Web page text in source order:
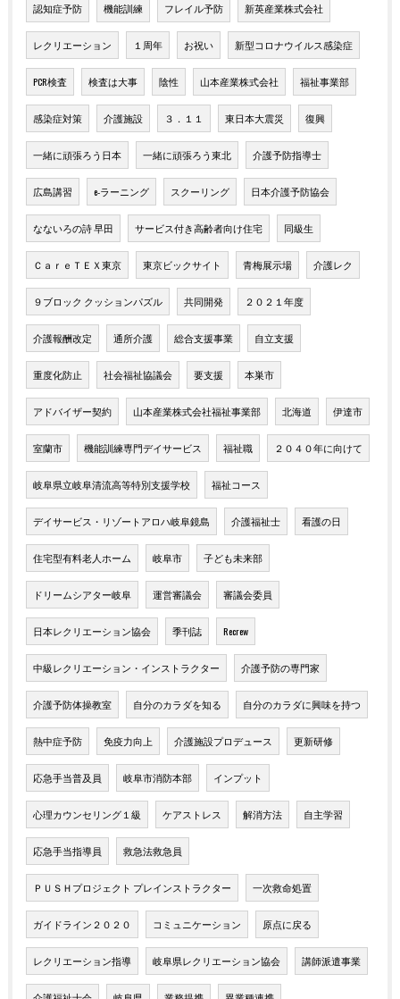
認知症予防 機能訓練 フレイル予防 新英産業株式会社
レクリエーション １周年 お祝い 新型コロナウイルス感染症
PCR検査 検査は大事 陰性 山本産業株式会社 福祉事業部
感染症対策 介護施設 ３．１１ 東日本大震災 復興
一緒に頑張ろう日本 一緒に頑張ろう東北 介護予防指導士
広島講習 e-ラーニング スクーリング 日本介護予防協会
なないろの詩 早田 サービス付き高齢者向け住宅 同級生
ＣａｒｅＴＥＸ東京 東京ビックサイト 青梅展示場 介護レク
９ブロック クッションパズル 共同開発 ２０２１年度
介護報酬改定 通所介護 総合支援事業 自立支援
重度化防止 社会福祉協議会 要支援 本巣市
アドバイザー契約 山本産業株式会社福祉事業部 北海道 伊達市
室蘭市 機能訓練専門デイサービス 福祉職 ２０４０年に向けて
岐阜県立岐阜清流高等特別支援学校 福祉コース
デイサービス・リゾートアロハ岐阜鏡島 介護福祉士 看護の日
住宅型有料老人ホーム 岐阜市 子ども未来部
ドリームシアター岐阜 運営審議会 審議会委員
日本レクリエーション協会 季刊誌 Recrew
中級レクリエーション・インストラクター 介護予防の専門家
介護予防体操教室 自分のカラダを知る 自分のカラダに興味を持つ
熱中症予防 免疫力向上 介護施設プロデュース 更新研修
応急手当普及員 岐阜市消防本部 インプット
心理カウンセリング１級 ケアストレス 解消方法 自主学習
応急手当指導員 救急法救急員
ＰＵＳＨプロジェクト プレインストラクター 一次救命処置
ガイドライン２０２０ コミュニケーション 原点に戻る
レクリエーション指導 岐阜県レクリエーション協会 講師派遣事業